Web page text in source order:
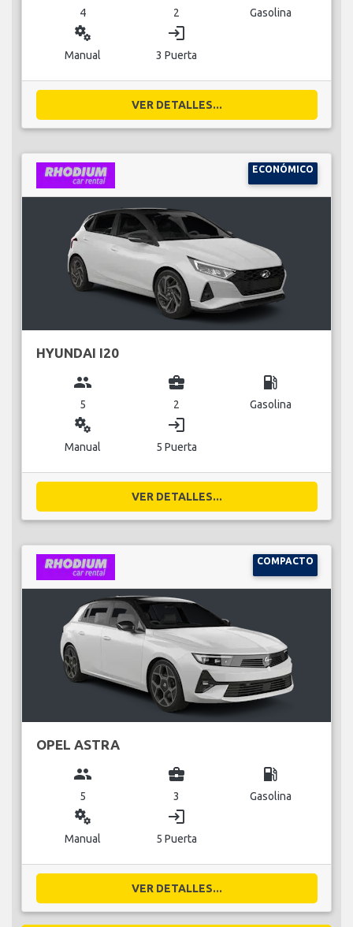
4 2 Gasolina
miscellaneous_services
Manual
login
3 Puerta
VER DETALLES...
ECONÓMICO
HYUNDAI I20
group
5
business_center
2
local_gas_station
Gasolina
miscellaneous_services
Manual
login
5 Puerta
VER DETALLES...
COMPACTO
OPEL ASTRA
group
5
business_center
3
local_gas_station
Gasolina
miscellaneous_services
Manual
login
5 Puerta
VER DETALLES...